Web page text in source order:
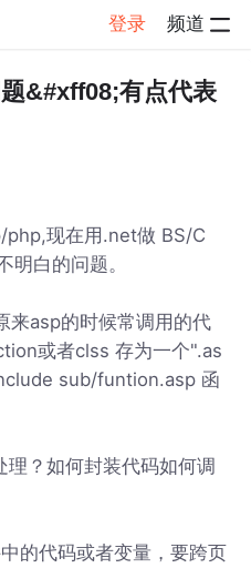
登录 频道
&#xff08;有点代表
php,现在用.net做 BS/C
明白的问题。
来asp的时候常调用的代
或者clss 存为一个".as
sub/funtion.asp 函
？如何封装代码如何调
的代码或者变量，要跨页